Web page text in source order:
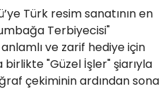
Türk resim sanatının en
Terbiyecisi"
ve zarif hediye için
"Güzel İşler" şiarıyla
çekiminin ardından sona